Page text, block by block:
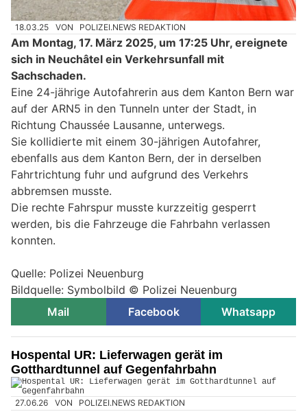
18.03.25 VON POLIZEI.NEWS REDAKTION
Am Montag, 17. März 2025, um 17:25 Uhr, ereignete
sich in Neuchâtel ein Verkehrsunfall mit
Sachschaden.
Eine 24-jährige Autofahrerin aus dem Kanton Bern war
auf der ARN5 in den Tunneln unter der Stadt, in
Richtung Chaussée Lausanne, unterwegs.
Sie kollidierte mit einem 30-jährigen Autofahrer,
ebenfalls aus dem Kanton Bern, der in derselben
Fahrtrichtung fuhr und aufgrund des Verkehrs
abbremsen musste.
Die rechte Fahrspur musste kurzzeitig gesperrt
werden, bis die Fahrzeuge die Fahrbahn verlassen
konnten.
Quelle: Polizei Neuenburg
Bildquelle: Symbolbild © Polizei Neuenburg
Mail
Facebook Whatsapp
Hospental UR: Lieferwagen gerät im
Gotthardtunnel auf Gegenfahrbahn
27.06.26 VON POLIZEI.NEWS REDAKTION